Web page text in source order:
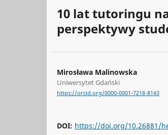
10 lat tutoringu
perspektywy
Mirosława Malinowska
Uniwersytet Gdański
https://orcid.org/0000-0001-7218-8143
DOI: https://doi.org/10.26881/